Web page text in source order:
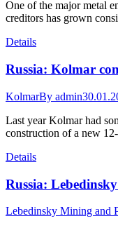
One of the major metal
creditors has grown
Details
Russia: Kolmar
KolmarBy admin
Last year Kolmar had
construction of a new
Details
Russia:
Lebedinsky Mining and